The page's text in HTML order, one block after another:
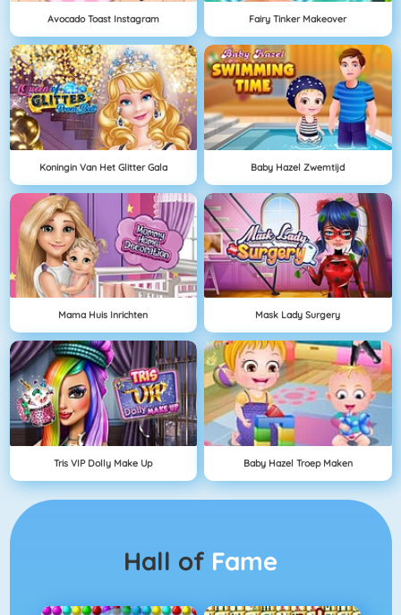
Avocado Toast Instagram Fairy Tinker Makeover
Koningin Van Het Glitter Gala Baby Hazel Zwemtijd
Mama Huis Inrichten Mask Lady Surgery
Tris VIP Dolly Make Up Baby Hazel Troep Maken
Hall of Fame